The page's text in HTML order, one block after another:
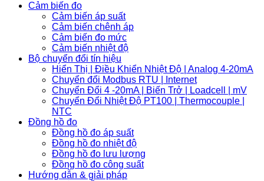
Cảm biến đo
Cảm biến áp suất
Cảm biến chênh áp
Cảm biến đo mức
Cảm biến nhiệt độ
Bộ chuyển đổi tín hiệu
Hiển Thị | Điều Khiển Nhiệt Độ | Analog 4-20mA
Chuyển đổi Modbus RTU | Internet
Chuyển Đổi 4 -20mA | Biến Trở | Loadcell | mV
Chuyển Đổi Nhiệt Độ PT100 | Thermocouple |
NTC
Đồng hồ đo
Đồng hồ đo áp suất
Đồng hồ đo nhiệt độ
Đồng hồ đo lưu lượng
Đồng hồ đo công suất
Hướng dẫn & giải pháp